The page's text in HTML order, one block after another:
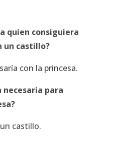
quien consiguiera
un castillo?
con la princesa.
necesaria para
castillo.